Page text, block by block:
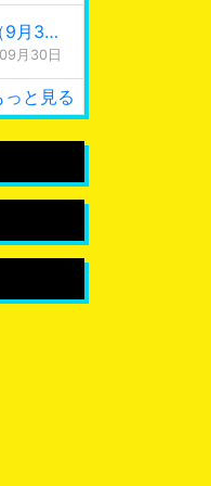
緊急メンテナンス実施のお知らせ（9月30日 0:15更新）
月30日
と見る